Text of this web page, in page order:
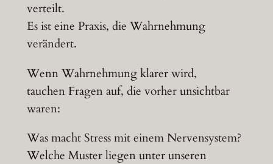
verteilt.
Es ist eine Praxis, die Wahrnehmung
verändert.
Wenn Wahrnehmung klarer wird,
tauchen Fragen auf, die vorher unsichtbar
waren:
Was macht Stress mit einem Nervensystem?
Welche Muster liegen unter unseren